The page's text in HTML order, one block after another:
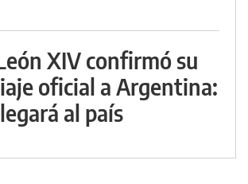
XIV confirmó su
oficial a Argentina:
al país